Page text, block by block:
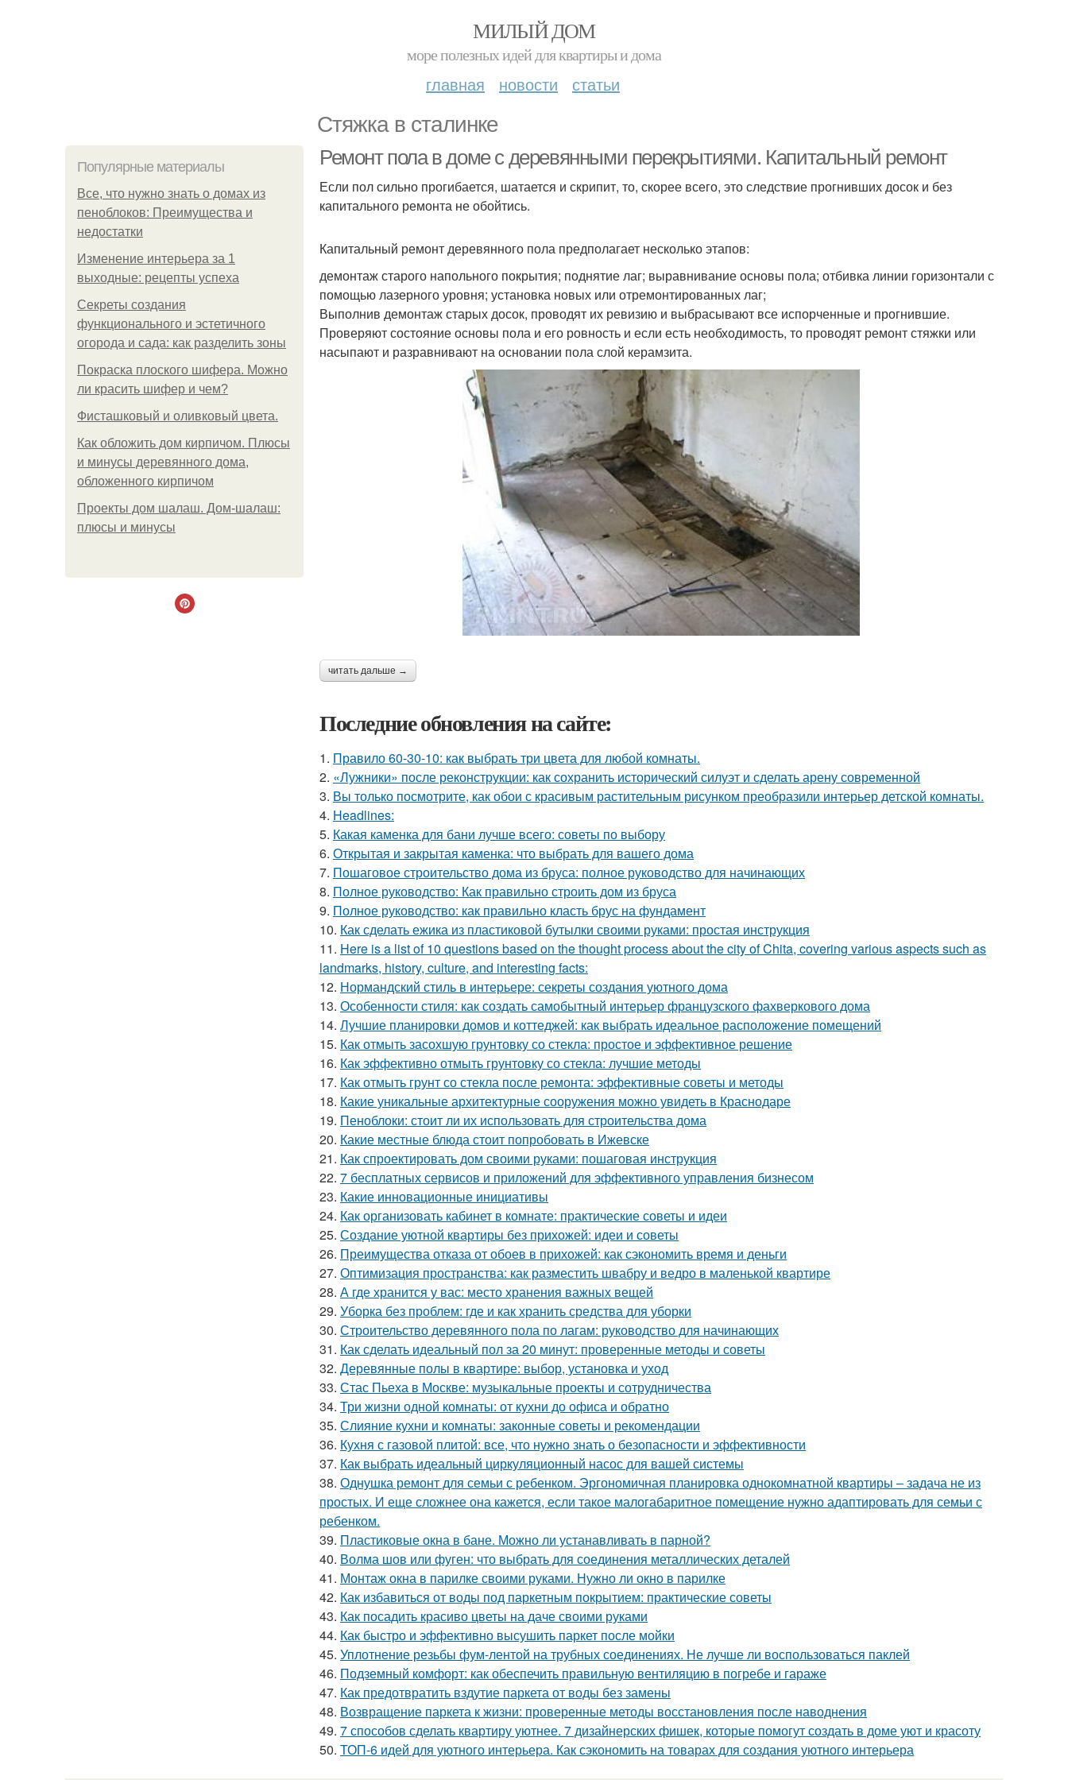
МИЛЫЙ ДОМ
море полезных идей для квартиры и дома
главная новости статьи
Стяжка в сталинке
Популярные материалы
Все, что нужно знать о домах из
пеноблоков: Преимущества и
недостатки
Изменение интерьера за 1
выходные: рецепты успеха
Секреты создания
функционального и эстетичного
огорода и сада: как разделить зоны
Покраска плоского шифера. Можно
ли красить шифер и чем?
Фисташковый и оливковый цвета.
Как обложить дом кирпичом. Плюсы
и минусы деревянного дома,
обложенного кирпичом
Проекты дом шалаш. Дом-шалаш:
плюсы и минусы
Ремонт пола в доме с деревянными перекрытиями. Капитальный ремонт
Если пол сильно прогибается, шатается и скрипит, то, скорее всего, это следствие прогнивших досок и без
капитального ремонта не обойтись.
Капитальный ремонт деревянного пола предполагает несколько этапов:
демонтаж старого напольного покрытия; поднятие лаг; выравнивание основы пола; отбивка линии горизонтали с
помощью лазерного уровня; установка новых или отремонтированных лаг;
Выполнив демонтаж старых досок, проводят их ревизию и выбрасывают все испорченные и прогнившие.
Проверяют состояние основы пола и его ровность и если есть необходимость, то проводят ремонт стяжки или
насыпают и разравнивают на основании пола слой керамзита.
читать дальше →
Последние обновления на сайте:
1. Правило 60-30-10: как выбрать три цвета для любой комнаты.
2. «Лужники» после реконструкции: как сохранить исторический силуэт и сделать арену современной
3. Вы только посмотрите, как обои с красивым растительным рисунком преобразили интерьер детской комнаты.
4. Headlines:
5. Какая каменка для бани лучше всего: советы по выбору
6. Открытая и закрытая каменка: что выбрать для вашего дома
7. Пошаговое строительство дома из бруса: полное руководство для начинающих
8. Полное руководство: Как правильно строить дом из бруса
9. Полное руководство: как правильно класть брус на фундамент
10. Как сделать ежика из пластиковой бутылки своими руками: простая инструкция
11. Here is a list of 10 questions based on the thought process about the city of Chita, covering various aspects such as
landmarks, history, culture, and interesting facts:
12. Нормандский стиль в интерьере: секреты создания уютного дома
13. Особенности стиля: как создать самобытный интерьер французского фахверкового дома
14. Лучшие планировки домов и коттеджей: как выбрать идеальное расположение помещений
15. Как отмыть засохшую грунтовку со стекла: простое и эффективное решение
16. Как эффективно отмыть грунтовку со стекла: лучшие методы
17. Как отмыть грунт со стекла после ремонта: эффективные советы и методы
18. Какие уникальные архитектурные сооружения можно увидеть в Краснодаре
19. Пеноблоки: стоит ли их использовать для строительства дома
20. Какие местные блюда стоит попробовать в Ижевске
21. Как спроектировать дом своими руками: пошаговая инструкция
22. 7 бесплатных сервисов и приложений для эффективного управления бизнесом
23. Какие инновационные инициативы
24. Как организовать кабинет в комнате: практические советы и идеи
25. Создание уютной квартиры без прихожей: идеи и советы
26. Преимущества отказа от обоев в прихожей: как сэкономить время и деньги
27. Оптимизация пространства: как разместить швабру и ведро в маленькой квартире
28. А где хранится у вас: место хранения важных вещей
29. Уборка без проблем: где и как хранить средства для уборки
30. Строительство деревянного пола по лагам: руководство для начинающих
31. Как сделать идеальный пол за 20 минут: проверенные методы и советы
32. Деревянные полы в квартире: выбор, установка и уход
33. Стас Пьеха в Москве: музыкальные проекты и сотрудничества
34. Три жизни одной комнаты: от кухни до офиса и обратно
35. Слияние кухни и комнаты: законные советы и рекомендации
36. Кухня с газовой плитой: все, что нужно знать о безопасности и эффективности
37. Как выбрать идеальный циркуляционный насос для вашей системы
38. Однушка ремонт для семьи с ребенком. Эргономичная планировка однокомнатной квартиры – задача не из
простых. И еще сложнее она кажется, если такое малогабаритное помещение нужно адаптировать для семьи с
ребенком.
39. Пластиковые окна в бане. Можно ли устанавливать в парной?
40. Волма шов или фуген: что выбрать для соединения металлических деталей
41. Монтаж окна в парилке своими руками. Нужно ли окно в парилке
42. Как избавиться от воды под паркетным покрытием: практические советы
43. Как посадить красиво цветы на даче своими руками
44. Как быстро и эффективно высушить паркет после мойки
45. Уплотнение резьбы фум-лентой на трубных соединениях. Не лучше ли воспользоваться паклей
46. Подземный комфорт: как обеспечить правильную вентиляцию в погребе и гараже
47. Как предотвратить вздутие паркета от воды без замены
48. Возвращение паркета к жизни: проверенные методы восстановления после наводнения
49. 7 способов сделать квартиру уютнее. 7 дизайнерских фишек, которые помогут создать в доме уют и красоту
50. ТОП-6 идей для уютного интерьера. Как сэкономить на товарах для создания уютного интерьера